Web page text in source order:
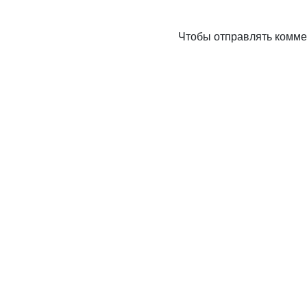
Чтобы отправлять